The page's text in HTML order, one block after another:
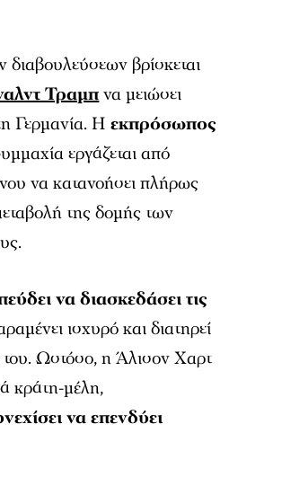
βρίσκεται
Τραμπνα μειώσει
Γερμανία. Ηεκπρόσωπος
εργάζεται από
να κατανοήσει πλήρως
της δομής των
να διασκεδάσει τις
ισχυρό και διατηρεί
του. Ωστόσο, η Άλισον Χαρτ
κράτη-μέλη,
να επενδύει